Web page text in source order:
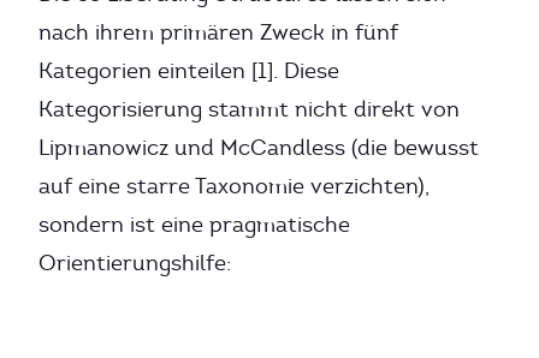
nach ihrem primären Zweck in fünf
Kategorien einteilen [1]. Diese
Kategorisierung stammt nicht direkt von
Lipmanowicz und McCandless (die bewusst
auf eine starre Taxonomie verzichten),
sondern ist eine pragmatische
Orientierungshilfe: